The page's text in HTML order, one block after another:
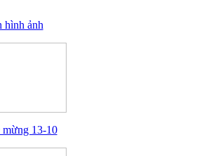
hình ảnh
mừng 13-10